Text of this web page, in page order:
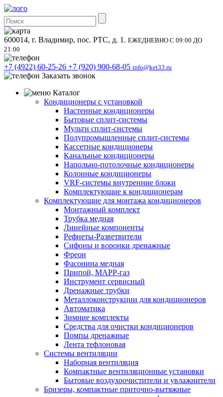
600014, г. Владимир, пос. РТС, д. 1. ЕЖЕДНЕВНО С 09:00 ДО
21:00
+7 (4922) 60-25-26 +7 (920) 900-68-05 info@ket33.ru
Заказать звонок
Каталог
Кондиционеры с установкой
Настенные кондиционеры
Бытовые сплит-системы
Мульти сплит-системы
Полупромышленные сплит-системы
Кассетные кондиционеры
Канальные кондиционеры
Напольно-потолочные кондиционеры
Колонные кондиционеры
VRF-системы внутренние блоки
Комплектующие к кондиционерам
Комплектующие для монтажа кондиционеров
Монтажный комплект
Трубка медная
Линейные компоненты
Рефнеты-Разветвители
Сифоны и воронки дренажные
Фреон
Фасонина медная
Припой, МАРР-газ
Инструмент сервисный
Дренажные трубки
Металлоконструкции для кондиционеров
Автоматика
Зимние комплекты
Средства для очистки кондиционеров
Помпы дренажные
Лента тефлоновая
Системы вентиляции
Наборная вентиляция
Компактные вентиляционные установки
Бытовые воздухоочистители и увлажнители
Бризеры, компактные приточно-вытяжные